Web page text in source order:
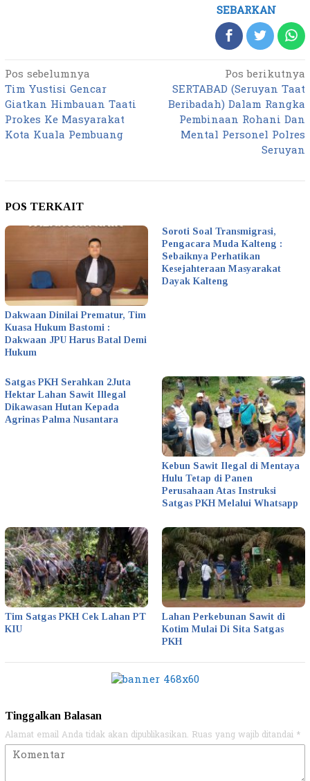
SEBARKAN
Navigasi
pos
Pos sebelumnya
Tim Yustisi Gencar
Giatkan Himbauan Taati
Prokes Ke Masyarakat
Kota Kuala Pembuang
Pos berikutnya
SERTABAD (Seruyan Taat
Beribadah) Dalam Rangka
Pembinaan Rohani Dan
Mental Personel Polres
Seruyan
POS TERKAIT
Dakwaan Dinilai Prematur, Tim
Kuasa Hukum Bastomi :
Dakwaan JPU Harus Batal Demi
Hukum
Soroti Soal Transmigrasi,
Pengacara Muda Kalteng :
Sebaiknya Perhatikan
Kesejahteraan Masyarakat
Dayak Kalteng
Satgas PKH Serahkan 2Juta
Hektar Lahan Sawit Illegal
Dikawasan Hutan Kepada
Agrinas Palma Nusantara
Kebun Sawit Ilegal di Mentaya
Hulu Tetap di Panen
Perusahaan Atas Instruksi
Satgas PKH Melalui Whatsapp
Tim Satgas PKH Cek Lahan PT
KIU
Lahan Perkebunan Sawit di
Kotim Mulai Di Sita Satgas
PKH
Tinggalkan Balasan
Alamat email Anda tidak akan dipublikasikan. Ruas yang wajib ditandai *